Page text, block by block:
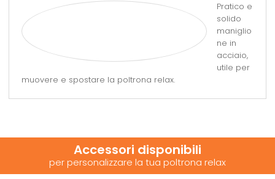
Pratico e
solido
maniglio
ne in
acciaio,
utile per
muovere e spostare la poltrona relax.
Accessori disponibili
per personalizzare la tua poltrona relax